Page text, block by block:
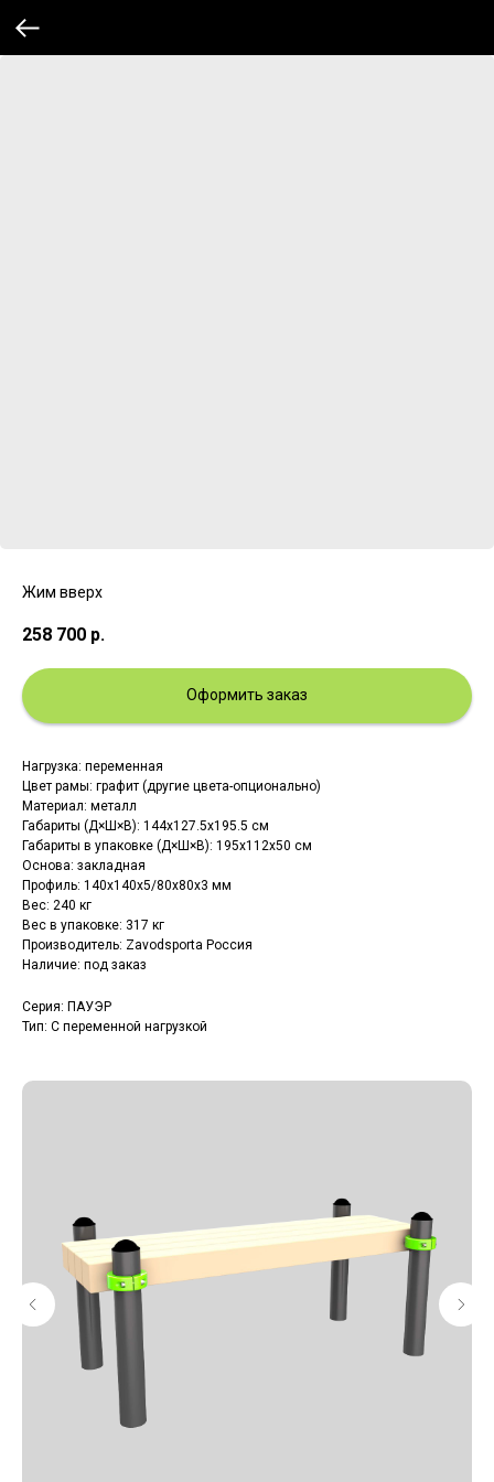
Жим вверх
258 700 р.
Оформить заказ
Нагрузка: переменная
Цвет рамы: графит (другие цвета-опционально)
Материал: металл
Габариты (Д×Ш×В): 144х127.5х195.5 см
Габариты в упаковке (Д×Ш×В): 195х112х50 см
Основа: закладная
Профиль: 140х140х5/80х80х3 мм
Вес: 240 кг
Вес в упаковке: 317 кг
Производитель: Zavodsporta Россия
Наличие: под заказ
Серия: ПАУЭР
Тип: С переменной нагрузкой